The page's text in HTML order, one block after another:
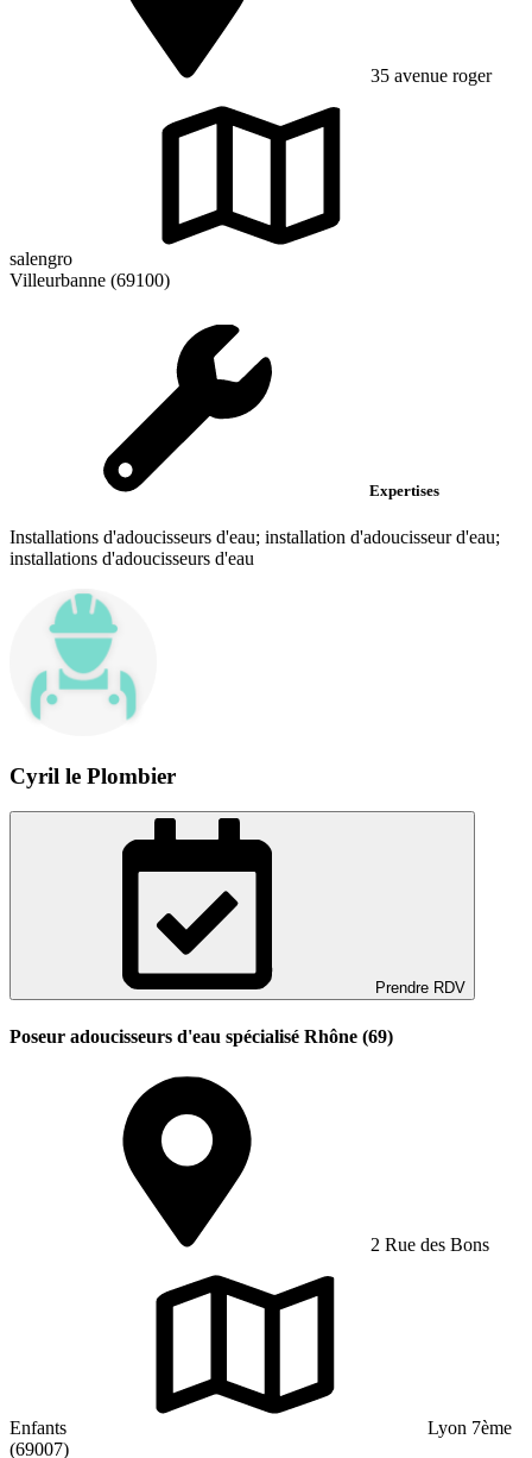
35 avenue roger
salengro
Villeurbanne (69100)
Expertises
Installations d'adoucisseurs d'eau; installation d'adoucisseur d'eau;
installations d'adoucisseurs d'eau
Cyril le Plombier
Prendre RDV
Poseur adoucisseurs d'eau spécialisé Rhône (69)
2 Rue des Bons
Enfants
Lyon 7ème
(69007)